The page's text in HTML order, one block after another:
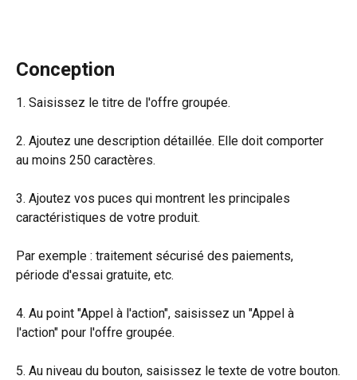
Conception
1. Saisissez le titre de l'offre groupée.
2. Ajoutez une description détaillée. Elle doit comporter
au moins 250 caractères.
3. Ajoutez vos puces qui montrent les principales
caractéristiques de votre produit.
Par exemple : traitement sécurisé des paiements,
période d'essai gratuite, etc.
4. Au point "Appel à l'action", saisissez un "Appel à
l'action" pour l'offre groupée.
5. Au niveau du bouton, saisissez le texte de votre bouton.